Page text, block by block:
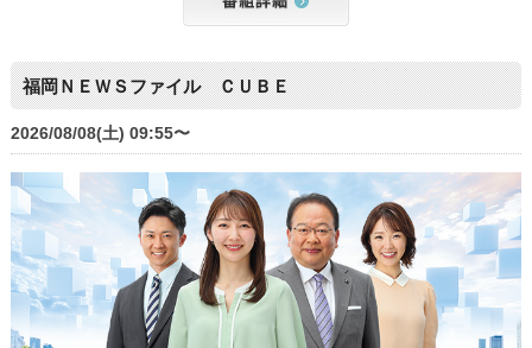
福岡ＮＥＷＳファイル ＣＵＢＥ
2026/08/08(土) 09:55〜